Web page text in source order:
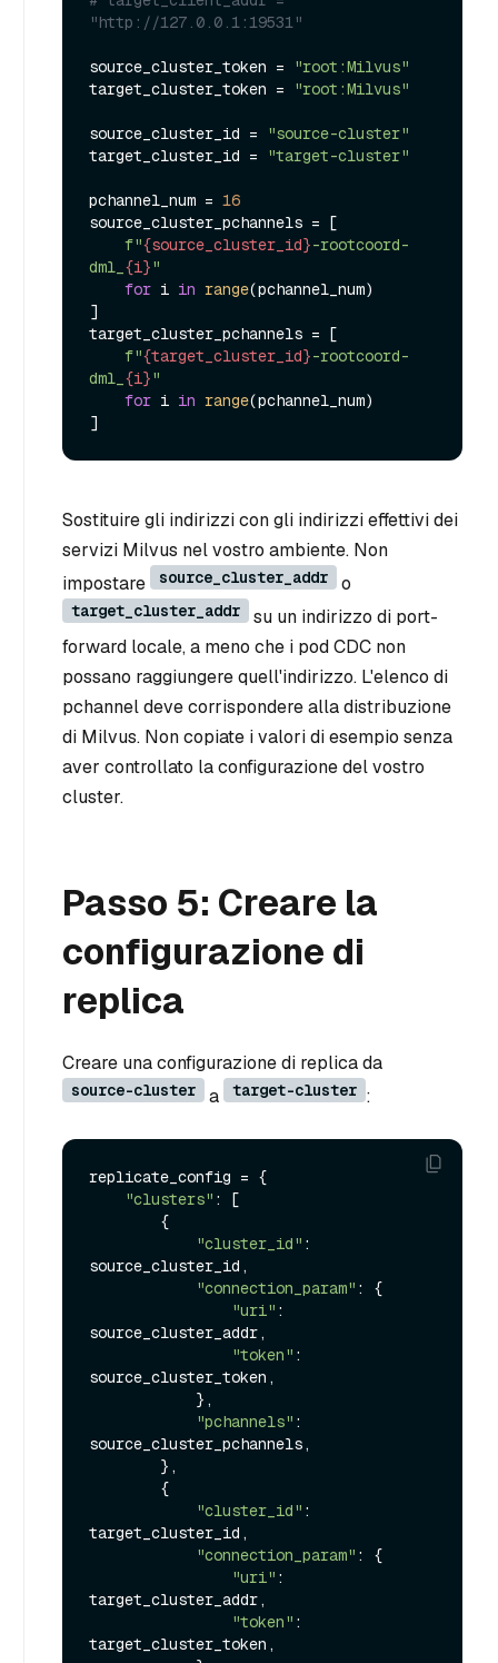
"http://127.0.0.1:19531"
source_cluster_token =
"root:Milvus"
target_cluster_token =
"root:Milvus"
source_cluster_id =
"source-cluster"
target_cluster_id =
"target-cluster"
pchannel_num = 16
source_cluster_pchannels = [
f"{source_cluster_id}-rootcoord-
dml_ {i}"
for i in range(pchannel_num)
]
target_cluster_pchannels = [
f"{target_cluster_id}-rootcoord-
dml_ {i}"
for i in range(pchannel_num)
Sostituire gli indirizzi con gli indirizzi effettivi dei
servizi Milvus nel vostro ambiente. Non
impostare
source_cluster_addr o
target_cluster_addr
su un indirizzo di port-
forward locale, a meno che i pod CDC non
possano raggiungere quell'indirizzo. L'elenco di
pchannel deve corrispondere alla distribuzione
di Milvus. Non copiate i valori di esempio senza
aver controllato la configurazione del vostro
cluster.
Passo 5: Creare la
configurazione di
replica
Creare una configurazione di replica da
source-cluster a target-cluster :
replicate_config = {
"clusters" : [
"cluster_id" :
source_cluster_id,
"connection_param" : {
"uri" :
source_cluster_addr,
"token" :
source_cluster_token,
"pchannels" :
source_cluster_pchannels,
"cluster_id" :
target_cluster_id,
"connection_param" : {
"uri" :
target_cluster_addr,
"token" :
target_cluster_token,